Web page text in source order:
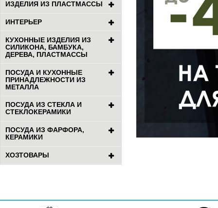
ИЗДЕЛИЯ ИЗ ПЛАСТМАССЫ
ИНТЕРЬЕР
КУХОННЫЕ ИЗДЕЛИЯ ИЗ
СИЛИКОНА, БАМБУКА,
ДЕРЕВА, ПЛАСТМАССЫ
ПОСУДА И КУХОННЫЕ
ПРИНАДЛЕЖНОСТИ ИЗ
МЕТАЛЛА
ПОСУДА ИЗ СТЕКЛА И
СТЕКЛОКЕРАМИКИ
ПОСУДА ИЗ ФАРФОРА,
КЕРАМИКИ
ХОЗТОВАРЫ